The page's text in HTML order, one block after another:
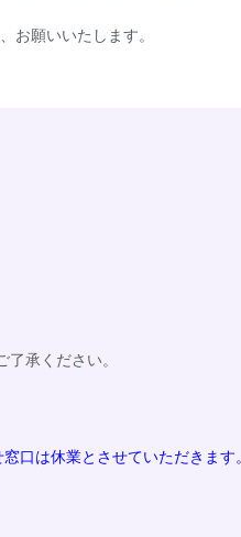
お願いいたします。
承ください。
口は休業とさせていただきます。